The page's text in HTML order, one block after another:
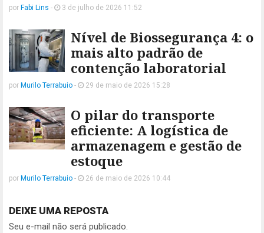
por Fabi Lins - 3 de julho de 2026 11:52
Nível de Biossegurança 4: o
mais alto padrão de
contenção laboratorial
por Murilo Terrabuio - 29 de maio de 2026 15:28
O pilar do transporte
eficiente: A logística de
armazenagem e gestão de
estoque
por Murilo Terrabuio - 26 de maio de 2026 10:44
DEIXE UMA REPOSTA
Seu e-mail não será publicado.